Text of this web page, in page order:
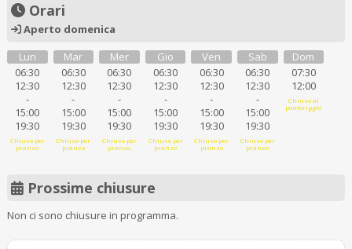
Orari
Aperto domenica
Lun
06:30
12:30
-
15:00
19:30
Chiuso per
pranzo
Mar
06:30
12:30
-
15:00
19:30
Chiuso per
pranzo
Mer
06:30
12:30
-
15:00
19:30
Chiuso per
pranzo
Gio
06:30
12:30
-
15:00
19:30
Chiuso per
pranzo
Ven
06:30
12:30
-
15:00
19:30
Chiuso per
pranzo
Sab
06:30
12:30
-
15:00
19:30
Chiuso per
pranzo
Dom
07:30
12:00
Chiuso al
pomeriggio
Prossime chiusure
Non ci sono chiusure in programma.